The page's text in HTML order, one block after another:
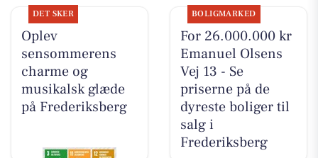
DET SKER
Oplev
sensommerens
charme og
musikalsk glæde
på Frederiksberg
BOLIGMARKED
For 26.000.000 kr
Emanuel Olsens
Vej 13 - Se
priserne på de
dyreste boliger til
salg i
Frederiksberg